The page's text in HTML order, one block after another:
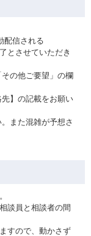
配信される
とさせていただき
の他ご要望」の欄
】の記載をお願い
また混雑が予想さ
談員と相談者の間
すので、動かさず